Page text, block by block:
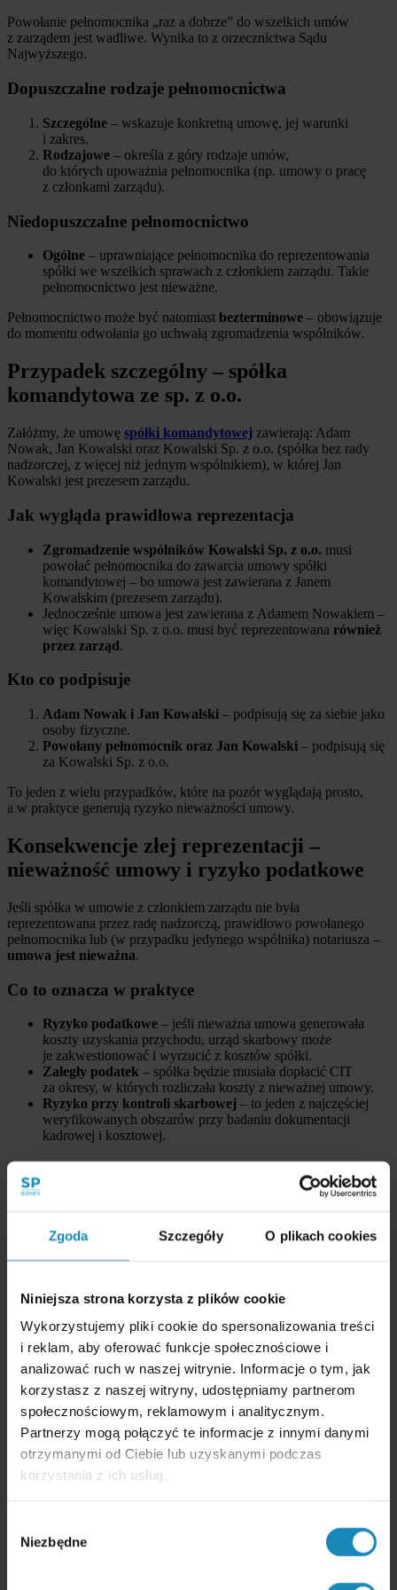
Zgoda Szczegóły O plikach cookies
Niniejsza strona korzysta z plików cookie
Wykorzystujemy pliki cookie do spersonalizowania treści
i reklam, aby oferować funkcje społecznościowe i
analizować ruch w naszej witrynie. Informacje o tym, jak
korzystasz z naszej witryny, udostępniamy partnerom
społecznościowym, reklamowym i analitycznym.
Partnerzy mogą połączyć te informacje z innymi danymi
otrzymanymi od Ciebie lub uzyskanymi podczas
korzystania z ich usług.
zgody
Niezbędne
Powołanie pełnomocnika „raz a dobrze” do wszelkich umów
z zarządem jest wadliwe. Wynika to z orzecznictwa Sądu
Najwyższego.
Dopuszczalne rodzaje pełnomocnictwa
Szczególne – wskazuje konkretną umowę, jej warunki
i zakres.
Rodzajowe – określa z góry rodzaje umów,
do których upoważnia pełnomocnika (np. umowy o pracę
z członkami zarządu).
Niedopuszczalne pełnomocnictwo
Ogólne – uprawniające pełnomocnika do reprezentowania
spółki we wszelkich sprawach z członkiem zarządu. Takie
pełnomocnictwo jest nieważne.
Pełnomocnictwo może być natomiast bezterminowe – obowiązuje
do momentu odwołania go uchwałą zgromadzenia wspólników.
Przypadek szczególny – spółka
komandytowa ze sp. z o.o.
Załóżmy, że umowę spółki komandytowej zawierają: Adam
Nowak, Jan Kowalski oraz Kowalski Sp. z o.o. (spółka bez rady
nadzorczej, z więcej niż jednym wspólnikiem), w której Jan
Kowalski jest prezesem zarządu.
Jak wygląda prawidłowa reprezentacja
Zgromadzenie wspólników Kowalski Sp. z o.o. musi
powołać pełnomocnika do zawarcia umowy spółki
komandytowej – bo umowa jest zawierana z Janem
Kowalskim (prezesem zarządu).
Jednocześnie umowa jest zawierana z Adamem Nowakiem –
więc Kowalski Sp. z o.o. musi być reprezentowana również
przez zarząd.
Kto co podpisuje
Adam Nowak i Jan Kowalski – podpisują się za siebie jako
osoby fizyczne.
Powołany pełnomocnik oraz Jan Kowalski – podpisują się
za Kowalski Sp. z o.o.
To jeden z wielu przypadków, które na pozór wyglądają prosto,
a w praktyce generują ryzyko nieważności umowy.
Konsekwencje złej reprezentacji –
nieważność umowy i ryzyko podatkowe
Jeśli spółka w umowie z członkiem zarządu nie była
reprezentowana przez radę nadzorczą, prawidłowo powołanego
pełnomocnika lub (w przypadku jedynego wspólnika) notariusza –
umowa jest nieważna.
Co to oznacza w praktyce
Ryzyko podatkowe – jeśli nieważna umowa generowała
koszty uzyskania przychodu, urząd skarbowy może
je zakwestionować i wyrzucić z kosztów spółki.
Zaległy podatek – spółka będzie musiała dopłacić CIT
za okresy, w których rozliczała koszty z nieważnej umowy.
Ryzyko przy kontroli skarbowej – to jeden z najczęściej
weryfikowanych obszarów przy badaniu dokumentacji
kadrowej i kosztowej.
Czy można naprawić wadliwie podpisaną
umowę (konwalidacja)
Stanowiska prawników i sądów są podzielone. Przez lata
konwalidować– czyli nie da się sprawić, by wstecznie stała się
Co zmieniła nowelizacja art. 39 Kodeksu cywilnego
z 2018 roku
Szansa na konwalidację istnieje, szczególnie gdy spółkę
powinna była reprezentować rada nadzorcza (jako organ
osoby prawnej).
Wątpliwości pozostają, gdy umowę miał podpisać
pełnomocnik – bo pełnomocnik nie jest organem spółki,
a znowelizowany art. 39 KC odnosi się właśnie do organów.
Jeśli masz w spółce umowę podpisaną z członkiem zarządu
i nie jesteś pewien, czy reprezentacja była prawidłowa –